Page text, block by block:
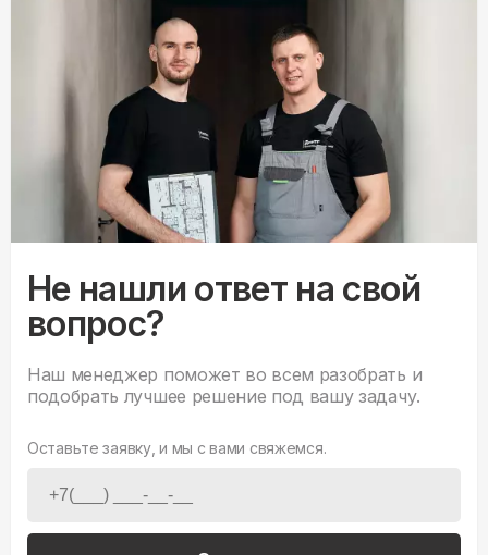
Не нашли ответ на свой
вопрос?
Наш менеджер поможет во всем разобрать и
подобрать лучшее решение под вашу задачу.
Оставьте заявку, и мы с вами свяжемся.